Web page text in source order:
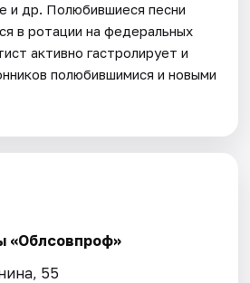
и др. Полюбившиеся песни
в ротации на федеральных
активно гастролирует и
полюбившимися и новыми
«Облсовпроф»
55